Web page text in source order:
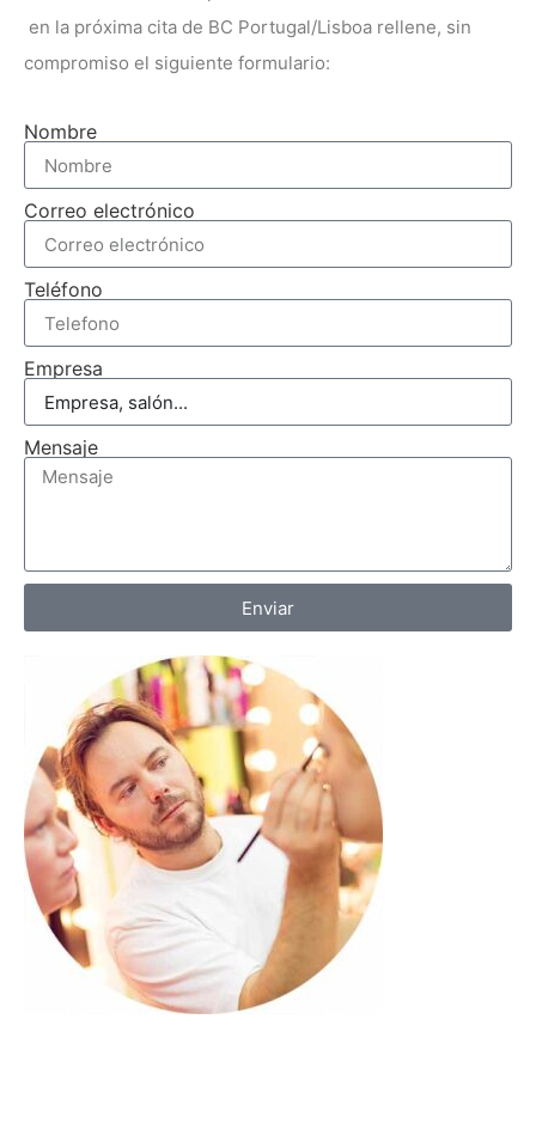
en la próxima cita de BC Portugal/Lisboa rellene, sin
compromiso el siguiente formulario:
Nombre
Correo electrónico
Teléfono
Empresa
Mensaje
Enviar